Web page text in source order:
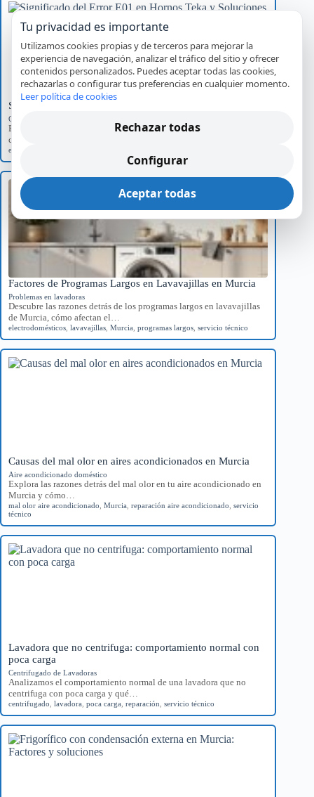
Significado del Error E01 en Hornos Teka y Soluciones
Códigos de error por marca
Explora el significado del error E01 en hornos Teka, sus causas
comunes y el impacto…
error E01
Factores de Programas Largos en Lavavajillas en Murcia
Problemas en lavadoras
Descubre las razones detrás de los programas largos en lavavajillas
de Murcia, cómo afectan el…
electrodomésticos lavavajillas Murcia programas largos servicio técnico
Causas del mal olor en aires acondicionados en Murcia
Aire acondicionado doméstico
Explora las razones detrás del mal olor en tu aire acondicionado en
Murcia y cómo…
mal olor aire acondicionado Murcia reparación aire acondicionado servicio
técnico
Lavadora que no centrifuga: comportamiento normal con
poca carga
Centrifugado de Lavadoras
Analizamos el comportamiento normal de una lavadora que no
centrifuga con poca carga y qué…
centrifugado lavadora poca carga reparación servicio técnico
Tu privacidad es importante
Utilizamos cookies propias y de terceros para mejorar la
experiencia de navegación, analizar el tráfico del sitio y ofrecer
contenidos personalizados. Puedes aceptar todas las cookies,
rechazarlas o configurar tus preferencias en cualquier momento.
Leer política de cookies
Rechazar todas
Configurar
Aceptar todas